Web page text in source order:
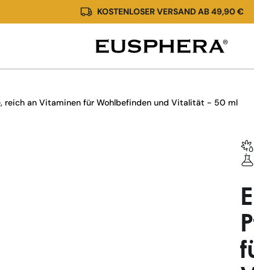
KOSTENLOSER VERSAND AB 49,90 €
reich an Vitaminen für Wohlbefinden und Vitalität - 50 ml